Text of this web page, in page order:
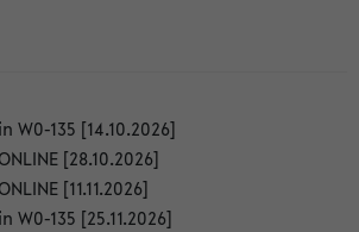
W0-135 [14.10.2026]
[28.10.2026]
[11.11.2026]
W0-135 [25.11.2026]